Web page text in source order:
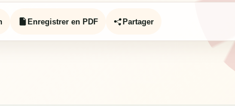
Enregistrer en PDF Partager